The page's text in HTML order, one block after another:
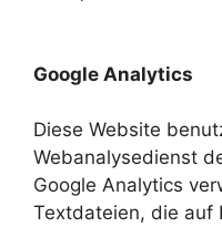
Google Analytics
Diese Website
Webanalysedienst
Google Analytics
Textdateien, die auf